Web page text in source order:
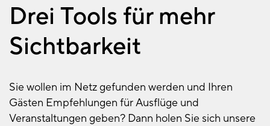
Drei Tools für mehr
Sichtbarkeit
Sie wollen im Netz gefunden werden und Ihren
Gästen Empfehlungen für Ausflüge und
Veranstaltungen geben? Dann holen Sie sich unsere